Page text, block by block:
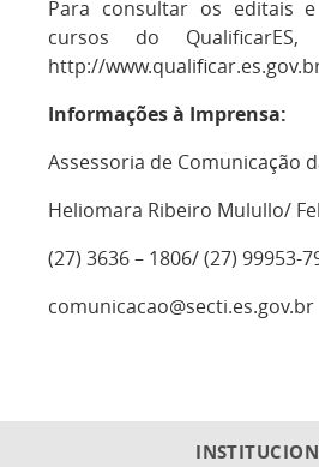
Para consultar os editais
cursos do
http://
Informações à Imprensa:
Assessoria de Comunicação
Heliomara Ribeiro Mulullo/
(27) 3636 – 1806/ (27) 99953-
comunicacao@secti.es.gov.br